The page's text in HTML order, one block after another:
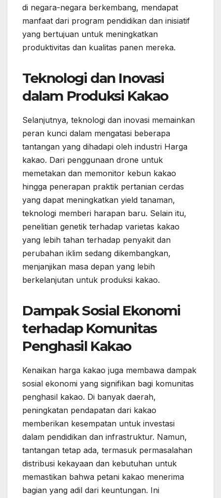
di negara-negara berkembang, mendapat
manfaat dari program pendidikan dan inisiatif
yang bertujuan untuk meningkatkan
produktivitas dan kualitas panen mereka.
Teknologi dan Inovasi
dalam Produksi Kakao
Selanjutnya, teknologi dan inovasi memainkan
peran kunci dalam mengatasi beberapa
tantangan yang dihadapi oleh industri Harga
kakao. Dari penggunaan drone untuk
memetakan dan memonitor kebun kakao
hingga penerapan praktik pertanian cerdas
yang dapat meningkatkan yield tanaman,
teknologi memberi harapan baru. Selain itu,
penelitian genetik terhadap varietas kakao
yang lebih tahan terhadap penyakit dan
perubahan iklim sedang dikembangkan,
menjanjikan masa depan yang lebih
berkelanjutan untuk produksi kakao.
Dampak Sosial Ekonomi
terhadap Komunitas
Penghasil Kakao
Kenaikan harga kakao juga membawa dampak
sosial ekonomi yang signifikan bagi komunitas
penghasil kakao. Di banyak daerah,
peningkatan pendapatan dari kakao
memberikan kesempatan untuk investasi
dalam pendidikan dan infrastruktur. Namun,
tantangan tetap ada, termasuk permasalahan
distribusi kekayaan dan kebutuhan untuk
memastikan bahwa petani kakao menerima
bagian yang adil dari keuntungan. Ini